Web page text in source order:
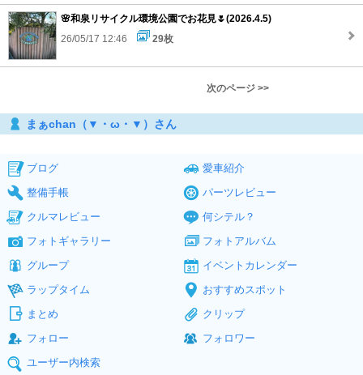
🌸和泉リサイクル環境公園でお花見🌷(2026.4.5)
26/05/17 12:46
29枚
次のページ >>
まぁchan（▼・ω・▼）さん
ブログ
愛車紹介
整備手帳
パーツレビュー
クルマレビュー
何シテル？
フォトギャラリー
フォトアルバム
グループ
イベントカレンダー
ラップタイム
おすすめスポット
まとめ
クリップ
フォロー
フォロワー
ユーザー内検索